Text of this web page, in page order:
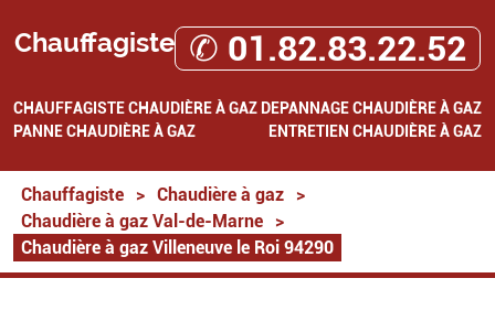
Chauffagiste ✆ 01.82.83.22.52
CHAUFFAGISTECHAUDIÈRE À GAZ DEPANNAGE CHAUDIÈRE À GAZ
PANNE CHAUDIÈRE À GAZ
ENTRETIEN CHAUDIÈRE À GAZ
Chauffagiste > Chaudière à gaz
>
Chaudière à gaz Val-de-Marne
>
Chaudière à gaz Villeneuve le Roi 94290